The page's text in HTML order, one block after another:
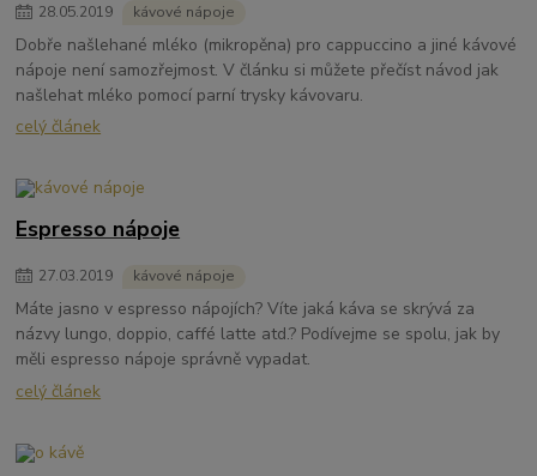
28.05.2019 kávové nápoje
Dobře našlehané mléko (mikropěna) pro cappuccino a jiné kávové
nápoje není samozřejmost. V článku si můžete přečíst návod jak
našlehat mléko pomocí parní trysky kávovaru.
celý článek
Espresso nápoje
27.03.2019 kávové nápoje
Máte jasno v espresso nápojích? Víte jaká káva se skrývá za
názvy lungo, doppio, caffé latte atd.? Podívejme se spolu, jak by
měli espresso nápoje správně vypadat.
celý článek